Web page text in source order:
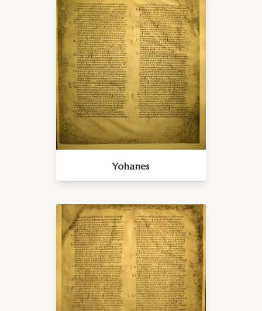
Yohanes